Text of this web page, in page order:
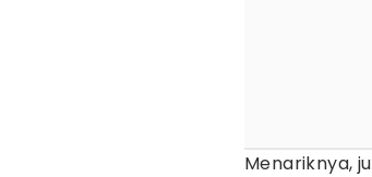
Menariknya,